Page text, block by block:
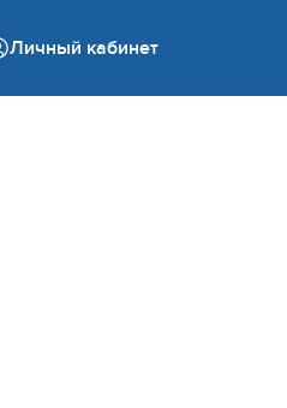
444 05 05
Личный кабинет